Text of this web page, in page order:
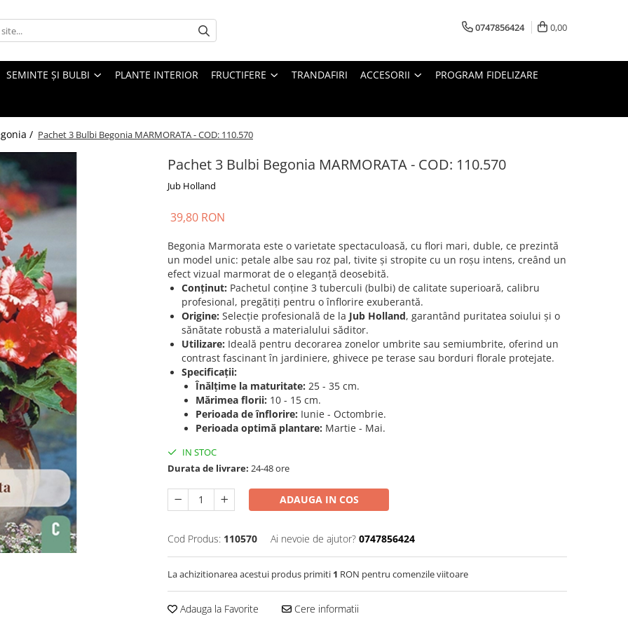
0747856424 0,00
SEMINTE ȘI BULBI PLANTE INTERIOR FRUCTIFERE TRANDAFIRI ACCESORII PROGRAM FIDELIZARE
/ Pachet 3 Bulbi Begonia MARMORATA - COD: 110.570
Pachet 3 Bulbi Begonia MARMORATA - COD: 110.570
Jub Holland
39,80 RON
Begonia Marmorata este o varietate spectaculoasă, cu flori mari, duble, ce prezintă
un model unic: petale albe sau roz pal, tivite și stropite cu un roșu intens, creând un
efect vizual marmorat de o eleganță deosebită.
Conținut: Pachetul conține 3 tuberculi (bulbi) de calitate superioară, calibru
profesional, pregătiți pentru o înflorire exuberantă.
Origine: Selecție profesională de la Jub Holland, garantând puritatea soiului și o
sănătate robustă a materialului săditor.
Utilizare: Ideală pentru decorarea zonelor umbrite sau semiumbrite, oferind un
contrast fascinant în jardiniere, ghivece pe terase sau borduri florale protejate.
Specificații:
Înălțime la maturitate: 25 - 35 cm.
Mărimea florii: 10 - 15 cm.
Perioada de înflorire: Iunie - Octombrie.
Perioada optimă plantare: Martie - Mai.
IN STOC
Durata de livrare: 24-48 ore
ADAUGA IN COS
Cod Produs: 110570 Ai nevoie de ajutor? 0747856424
La achizitionarea acestui produs primiti 1 RON pentru comenzile viitoare
Adauga la Favorite Cere informatii